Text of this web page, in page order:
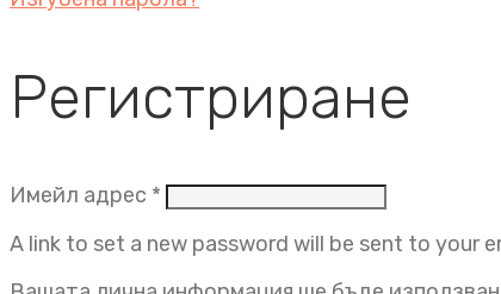
Регистриране
Имейл адрес * Задължително
A link to set a new password will be sent to your